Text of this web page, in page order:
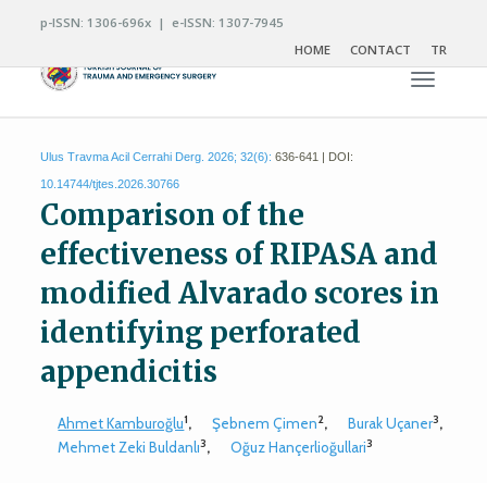
p-ISSN: 1306-696x | e-ISSN: 1307-7945
HOME
CONTACT TR
Toggle
Ulus Travma Acil Cerrahi Derg. 2026; 32(6): 636-641 | DOI:
10.14744/tjtes.2026.30766
Comparison of the
effectiveness of RIPASA and
modified Alvarado scores in
identifying perforated
appendicitis
Ahmet Kamburoğlu1, Şebnem Çimen2, Burak Uçaner3,
Mehmet Zeki Buldanlı3, Oğuz Hançerlioğullari3